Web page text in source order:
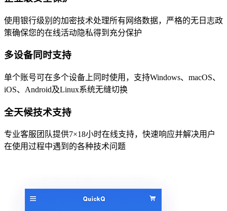
使用银行级别的加密技术处理所有网络数据，严格的无日志政
策确保您的在线活动隐私得到充分保护
多设备同时支持
单个账号可在多个设备上同时使用，支持Windows、macOS、
iOS、Android及Linux系统无缝切换
全天候技术支持
专业客服团队提供7×18小时在线支持，快速响应并解决用户
在使用过程中遇到的各种技术问题